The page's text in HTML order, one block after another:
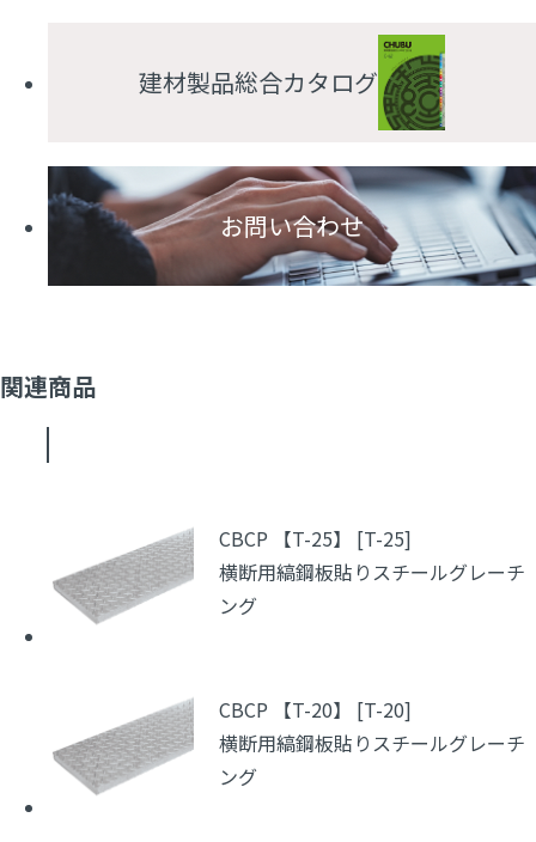
建材製品総合カタログ
お問い合わせ
関連商品
CBCP 【T-25】 [T-25]
横断用縞鋼板貼りスチールグレーチ
ング
CBCP 【T-20】 [T-20]
横断用縞鋼板貼りスチールグレーチ
ング